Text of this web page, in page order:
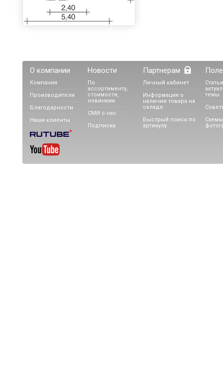
О компании
Компания
Производители
Благодарности
Наши клиенты
Новости
По
ассортименту,
стоимости,
новинкам
СМИ о нас
Подписка
Партнерам
Личный кабинет
Информация о
наличии товара на
складе
Быстрый поиск по
артикулу
темы